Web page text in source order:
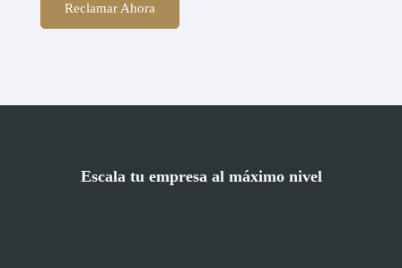
Reclamar Ahora
Escala tu empresa al máximo nivel